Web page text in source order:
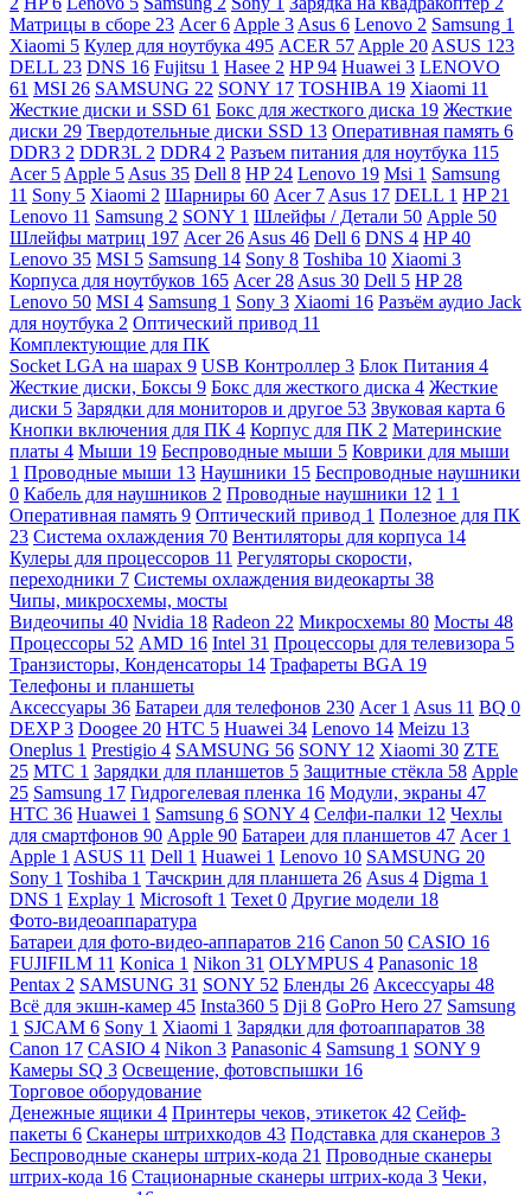
Матрицы в сборе 23 Acer6 Apple 3 Asus 6 Lenovo 2 Samsung 1
Xiaomi 5 Кулер для ноутбука 495 ACER 57 Apple 20 ASUS 123
DELL 23 DNS 16 Fujitsu 1 Hasee 2 HP94 Huawei 3 LENOVO
61 MSI 26 SAMSUNG 22 SONY 17 TOSHIBA 19 Xiaomi 11
Жесткие диски и SSD 61 Бокс для жесткого диска 19 Жесткие
диски 29 Твердотельные диски SSD 13 Оперативная память 6
DDR3 2 DDR3L 2 DDR4 2 Разъем питания для ноутбука 115
Acer 5 Apple 5 Asus 35 Dell 8 HP 24 Lenovo 19 Msi 1 Samsung
11 Sony 5 Xiaomi 2 Шарниры 60 Acer 7 Asus 17 DELL 1 HP 21
Lenovo 11 Samsung 2 SONY 1 Шлейфы / Детали 50 Apple 50
Шлейфы матриц 197 Acer 26 Asus 46 Dell 6 DNS 4 HP40
Lenovo 35 MSI 5 Samsung 14 Sony 8 Toshiba 10 Xiaomi 3
Корпуса для ноутбуков 165 Acer 28 Asus 30 Dell 5 HP 28
Lenovo 50 MSI 4 Samsung 1 Sony 3 Xiaomi 16 Разъём аудио Jack
для ноутбука 2 Оптический привод 11
Комплектующие для ПК
Socket LGA на шарах 9 USB Контроллер 3 Блок Питания 4
Жесткие диски, Боксы 9 Бокс для жесткого диска 4 Жесткие
диски 5 Зарядки для мониторов и другое 53 Звуковая карта 6
Кнопки включения для ПК 4 Корпус для ПК 2 Материнские
платы 4 Мыши 19 Беспроводные мыши 5 Коврики для мыши
1 Проводные мыши 13 Наушники 15 Беспроводные наушники
0 Кабель для наушников 2 Проводные наушники 12 1 1
Оперативная память 9 Оптический привод 1 Полезное для ПК
23 Система охлаждения 70 Вентиляторы для корпуса 14
Кулеры для процессоров 11 Регуляторы скорости,
переходники 7 Системы охлаждения видеокарты 38
Чипы, микросхемы, мосты
Видеочипы 40 Nvidia 18 Radeon 22 Микросхемы 80 Мосты 48
Процессоры 52 AMD 16 Intel 31 Процессоры для телевизора 5
Транзисторы, Конденсаторы 14 Трафареты BGA 19
Телефоны и планшеты
Аксессуары 36 Батареи для телефонов 230 Acer 1 Asus 11 BQ 0
DEXP3 Doogee 20 HTC 5 Huawei 34 Lenovo 14 Meizu 13
Oneplus 1 Prestigio 4 SAMSUNG 56 SONY 12 Xiaomi 30 ZTE
25 МТС 1 Зарядки для планшетов 5 Защитные стёкла 58 Apple
25 Samsung 17 Гидрогелевая пленка 16 Модули, экраны 47
HTC 36 Huawei 1 Samsung 6 SONY 4 Селфи-палки 12 Чехлы
для смартфонов 90 Apple 90 Батареи для планшетов 47 Acer 1
Apple 1 ASUS 11 Dell 1 Huawei 1 Lenovo 10 SAMSUNG 20
Sony 1 Toshiba 1 Тачскрин для планшета 26 Asus 4 Digma 1
DNS 1 Explay 1 Microsoft 1 Texet 0 Другие модели 18
Фото-видеоаппаратура
Батареи для фото-видео-аппаратов 216 Canon 50 CASIO 16
FUJIFILM 11 Konica 1 Nikon 31 OLYMPUS 4 Panasonic 18
Pentax 2 SAMSUNG 31 SONY 52 Бленды 26 Аксессуары 48
Всё для экшн-камер 45 Insta360 5 Dji 8 GoPro Hero 27 Samsung
1 SJCAM 6 Sony 1 Xiaomi 1 Зарядки для фотоаппаратов 38
Canon 17 CASIO 4 Nikon 3 Panasonic 4 Samsung 1 SONY 9
Камеры SQ 3 Освещение, фотовспышки 16
Торговое оборудование
Денежные ящики 4 Принтеры чеков, этикеток 42 Сейф-
пакеты 6 Сканеры штрихкодов 43 Подставка для сканеров 3
Беспроводные сканеры штрих-кода 21 Проводные сканеры
штрих-кода 16 Стационарные сканеры штрих-кода 3 Чеки,